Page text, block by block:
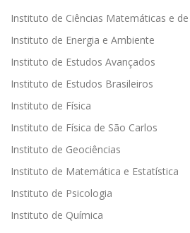
Instituto de Ciências Matemáticas e
Instituto de Energia e Ambiente
Instituto de Estudos Avançados
Instituto de Estudos Brasileiros
Instituto de Física
Instituto de Física de São Carlos
Instituto de Geociências
Instituto de Matemática e Estatística
Instituto de Psicologia
Instituto de Química